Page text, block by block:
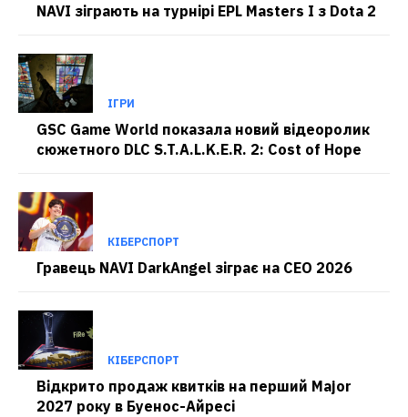
NAVI зіграють на турнірі EPL Masters I з Dota 2
ІГРИ
GSC Game World показала новий відеоролик
сюжетного DLC S.T.A.L.K.E.R. 2: Cost of Hope
КІБЕРСПОРТ
Гравець NAVI DarkAngel зіграє на CEO 2026
КІБЕРСПОРТ
Відкрито продаж квитків на перший Major
2027 року в Буенос-Айресі